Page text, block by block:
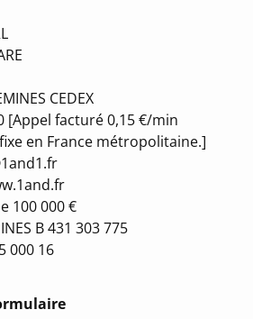
CEDEX
[Appel facturé 0,15 €/min
en France métropolitaine.]
100 000 €
B 431 303 775
000 16